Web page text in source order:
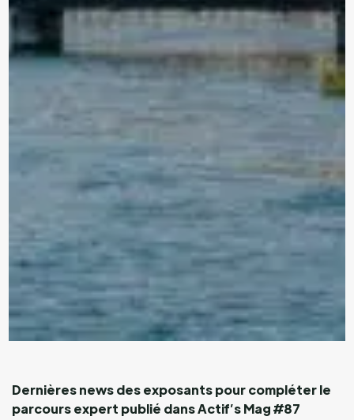
Dernières news des exposants pour compléter le
parcours expert publié dans Actif’s Mag #87